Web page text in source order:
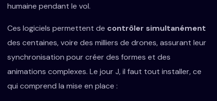
humaine pendant le vol.
Ces logiciels permettent de contrôler simultanément
des centaines, voire des milliers de drones, assurant leur
synchronisation pour créer des formes et des
animations complexes. Le jour J, il faut tout installer, ce
qui comprend la mise en place :